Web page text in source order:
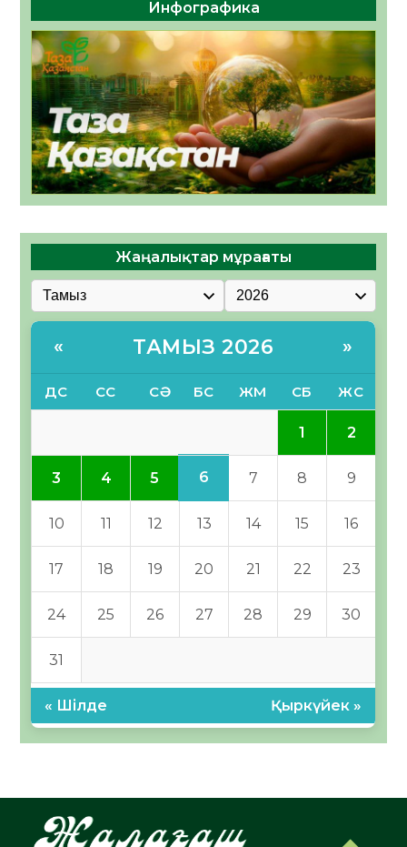
Инфографика
Жаңалықтар мұрағаты
« ТАМЫЗ 2026 »
ДС СС СӘ БС ЖМ СБ ЖС
1 2
3 4 5 6 7 8 9
10 11 12 13 14 15 16
17 18 19 20 21 22 23
24 25 26 27 28 29 30
31
« Шілде Қыркүйек »